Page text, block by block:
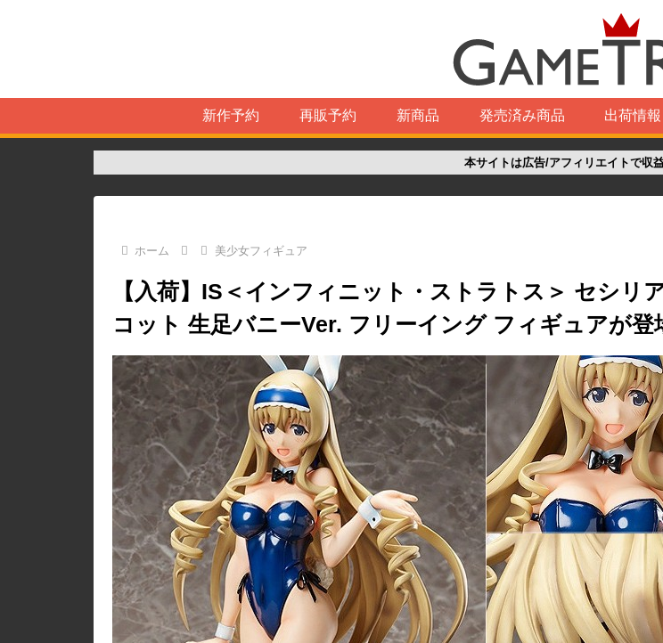
新作予約 再販予約 新商品 発売済み商品 出荷情報
本サイトは広告/アフィリエイトで収
ホーム 美少女フィギュア
【入荷】IS＜インフィニット・ストラトス＞ セシリ
コット 生足バニーVer. フリーイング フィギュアが登